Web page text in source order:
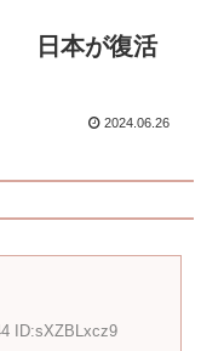
日本が復活
2024.06.26
ID:sXZBLxcz9